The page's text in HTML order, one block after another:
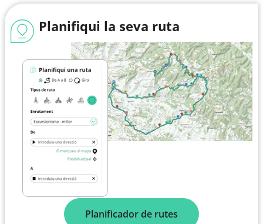
Planifiqui la seva ruta
Planificador de rutes